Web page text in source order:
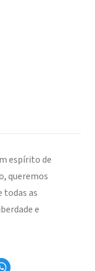
espírito de
queremos
todas as
e